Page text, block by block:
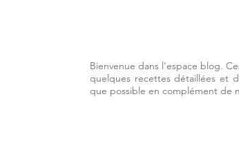
Bienvenue dans l'espace blog.
quelques recettes détaillées et
que possible en complément de